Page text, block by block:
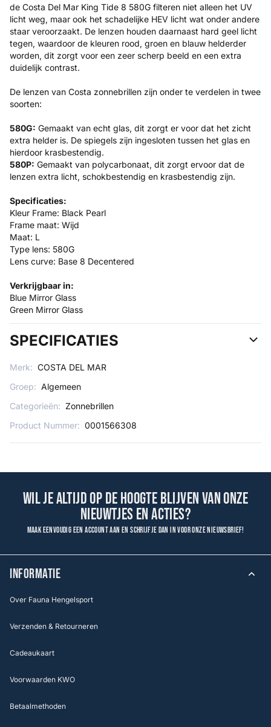
de Costa Del Mar King Tide 8 580G filteren niet alleen het UV
licht weg, maar ook het schadelijke HEV licht wat onder andere
staar veroorzaakt. De lenzen houden daarnaast hard geel licht
tegen, waardoor de kleuren rood, groen en blauw helderder
worden, dit zorgt voor een zeer scherp beeld en een extra
duidelijk contrast.
De lenzen van Costa zonnebrillen zijn onder te verdelen in twee
soorten:
580G: Gemaakt van echt glas, dit zorgt er voor dat het zicht
extra helder is. De spiegels zijn ingesloten tussen het glas en
hierdoor krasbestendig.
580P: Gemaakt van polycarbonaat, dit zorgt ervoor dat de
lenzen extra licht, schokbestendig en krasbestendig zijn.
Specificaties:
Kleur Frame: Black Pearl
Frame maat: Wijd
Maat: L
Type lens: 580G
Lens curve: Base 8 Decentered
Verkrijgbaar in:
Blue Mirror Glass
Green Mirror Glass
SPECIFICATIES
Merk: COSTA DEL MAR
Groep: Algemeen
Categorieën: Zonnebrillen
Product Nummer: 0001566308
Wil je altijd op de hoogte blijven van onze
nieuwtjes en acties?
Maak eenvoudig een account aan en schrijf je dan in voor onze nieuwsbrief!
INFORMATIE
Over Fauna Hengelsport
Verzenden & Retourneren
Cadeaukaart
Voorwaarden KWO
Betaalmethoden